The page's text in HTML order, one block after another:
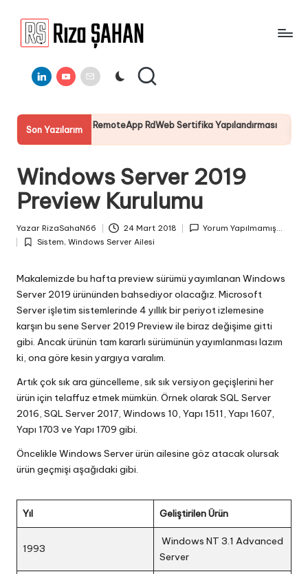
a
Ş
A
H
A
N
Bilgi
Paylaşım
LinkedinYoutube
E-
Mail
Son Yazılarım
RemoteApp RdWeb Sertifika Yapılandırması Server 2025
19 Temmuz 2025
Windows Server 2019
Preview Kurulumu
by
Yazar RizaSahaN66 24 Mart 2018 Yorum Yapılmamış...
Posted
Sistem, Windows Server Ailesi
Makalemizde bu hafta preview sürümü yayımlanan Windows
Server 2019 ürününden bahsediyor olacağız. Microsoft
Server işletim sistemlerinde 4 yıllık bir periyot izlemesine
karşın bu sene Server 2019 Preview ile biraz değişime gitti
gibi. Ancak ürünün tam kararlı sürümünün yayımlanması lazım
ki, ona göre kesin yargıya varalım.
Artık çok sık ara güncelleme, sık sık versiyon geçişlerini her
ürün için telaffuz etmek mümkün. Örnek olarak SQL Server
2016, SQL Server 2017, Windows 10, Yapı 1511, Yapı 1607,
Yapı 1703 ve Yapı 1709 gibi.
Öncelikle Windows Server ürün ailesine göz atacak olursak
ürün geçmişi aşağıdaki gibi.
Yıl Geliştirilen Ürün
1993
Windows NT 3.1 Advanced
Server